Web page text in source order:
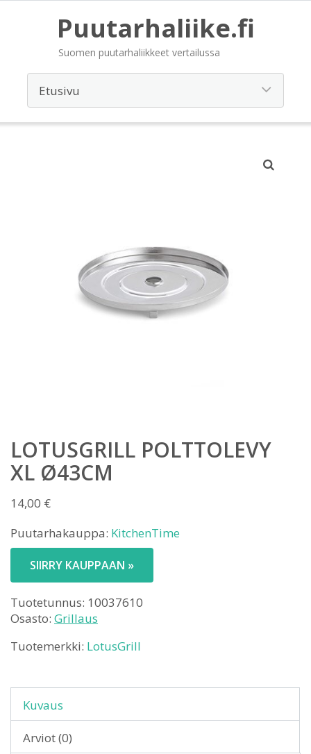
Puutarhaliike.fi
Suomen puutarhaliikkeet vertailussa
LOTUSGRILL POLTTOLEVY
XL Ø43CM
14,00 €
Puutarhakauppa: KitchenTime
SIIRRY KAUPPAAN »
Tuotetunnus: 10037610
Osasto: Grillaus
Tuotemerkki: LotusGrill
Kuvaus
Arviot (0)